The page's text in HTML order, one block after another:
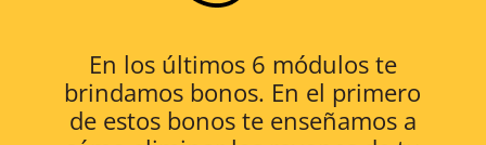
En los últimos 6 módulos te
brindamos bonos. En el primero
de estos bonos te enseñamos a